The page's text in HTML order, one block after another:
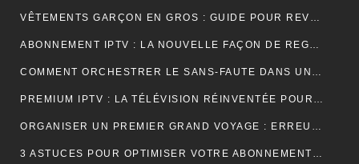
VÊTEMENTS GARÇON EN GROS : GUIDE POUR REVENDEURS ET MAGASINS
ABONNEMENT IPTV : LA NOUVELLE FAÇON DE REGARDER LA TÉLÉVISION
COMMENT ORCHESTRER LE SANS-FAUTE DANS UNE LOCATION SAISONNIÈRE ?
PREMIUM IPTV : LA TÉLÉVISION RÉINVENTÉE POUR UNE EXPÉRIENCE SUR MESURE
ORGANISER UN PREMIER GRAND VOYAGE : ERREURS À ÉVITER
3 ASTUCES POUR OPTIMISER VOTRE ABONNEMENT IPTV PREMIUM EN FRANCE